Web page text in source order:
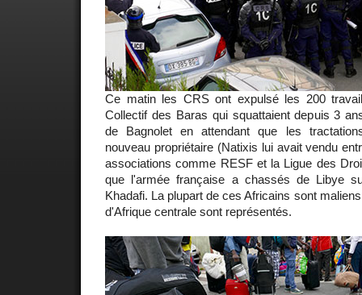
Ce matin les CRS ont expulsé les 200
Collectif des Baras qui squattaient depuis 3
de Bagnolet en attendant que les
nouveau propriétaire (Natixis lui avait vendu
associations comme RESF et la Ligue des
que l'armée française a chassés de Libye
Khadafi. La plupart de ces Africains sont
d'Afrique centrale sont représentés.